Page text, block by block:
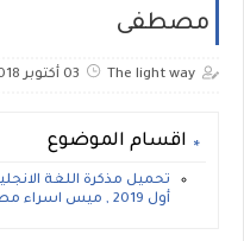
مصطفى
The light way 03 أكتوبر 2018
اقسام الموضوع
أول 2019 , ميس اسراء مصطفى